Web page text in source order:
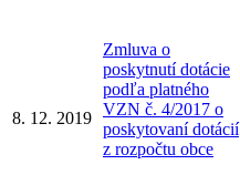
8. 12. 2019
Zmluva o
poskytnutí dotácie
podľa platného
VZN č. 4/2017 o
poskytovaní dotácií
z rozpočtu obce